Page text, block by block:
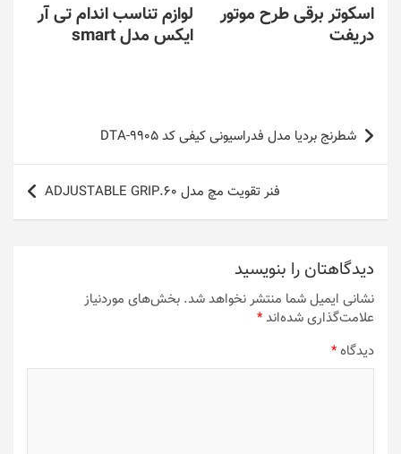
اسکوتر برقی طرح موتور
دریفت
لوازم تناسب اندام تی آر
ایکس مدل smart
راهبری
نوشته
شطرنج بردیا مدل فدراسیونی کیفی کد DTA-9905
فنر تقویت مچ مدل ADJUSTABLE GRIP.60
دیدگاهتان را بنویسید
نشانی ایمیل شما منتشر نخواهد شد. بخش‌های موردنیاز
علامت‌گذاری شده‌اند*
دیدگاه*